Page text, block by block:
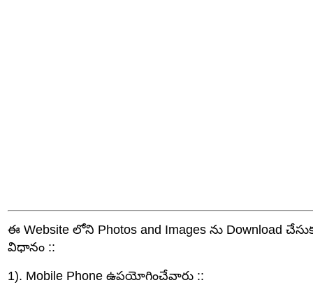
ఈ Website లోని Photos and Images ను Download
విధానం ::
1). Mobile Phone ఉపయోగించేవారు ::